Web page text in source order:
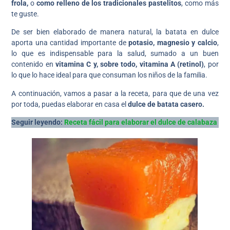
frola,ocomo relleno de los tradicionales pastelitos, como más
te guste.
De ser bien elaborado de manera natural, la batata en dulce
aporta una cantidad importante depotasio, magnesio y calcio,
lo que es indispensable para la salud, sumado a un buen
contenido en vitamina C y, sobre todo, vitamina A (retinol), por
lo que lo hace ideal para que consuman los niños de la familia.
A continuación, vamos a pasar a la receta, para que de una vez
por toda, puedas elaborar en casa eldulce de batata casero.
Seguir leyendo: Receta fácil para elaborar el dulce de calabaza